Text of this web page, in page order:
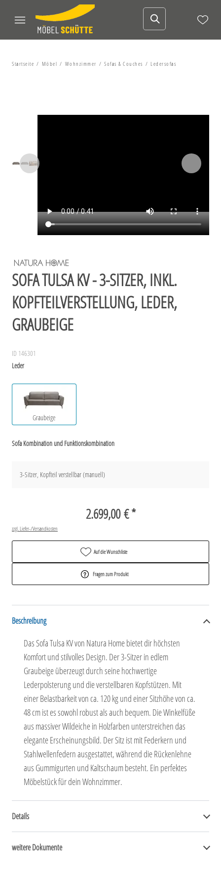
Startseite Möbel Wohnzimmer Sofas & Couches Ledersofas
SOFA TULSA KV - 3-SITZER, INKL.
KOPFTEILVERSTELLUNG, LEDER,
GRAUBEIGE
ID 146301
Leder
Graubeige
Sofa Kombination und Funktionskombination
3-Sitzer, Kopfteil verstellbar (manuell)
2.699,00 € *
zzgl. Liefer-/Versandkosten
Auf die Wunschliste
Fragen zum Produkt
Beschreibung
Das Sofa Tulsa KV von Natura Home bietet dir höchsten
Komfort und stilvolles Design. Der 3-Sitzer in edlem
Graubeige überzeugt durch seine hochwertige
Lederpolsterung und die verstellbaren Kopfstützen. Mit
einer Belastbarkeit von ca. 120 kg und einer Sitzhöhe von ca.
48 cm ist es sowohl robust als auch bequem. Die Winkelfüße
aus massiver Wildeiche in Holzfarben unterstreichen das
elegante Erscheinungsbild. Der Sitz ist mit Federkern und
Stahlwellenfedern ausgestattet, während die Rückenlehne
aus Gummigurten und Kaltschaum besteht. Ein perfektes
Möbelstück für dein Wohnzimmer.
Details
weitere Dokumente